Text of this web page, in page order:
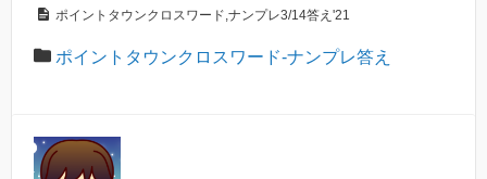
ポイントタウンクロスワード,ナンプレ3/14答え'21
ポイントタウンクロスワード-ナンプレ答え